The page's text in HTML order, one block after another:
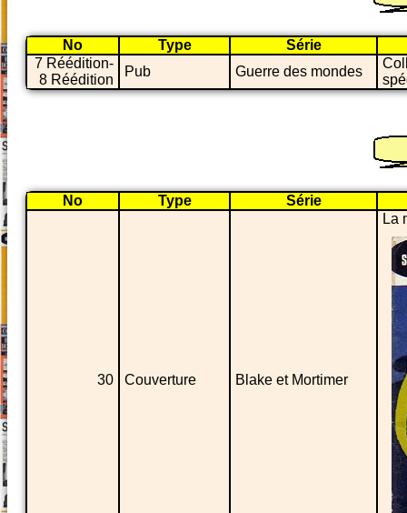
No Type
Série
7 Réédition-
8 Réédition
Pub Guerre des mondes
No Type Série
30 Couverture Blake et Mortimer
La